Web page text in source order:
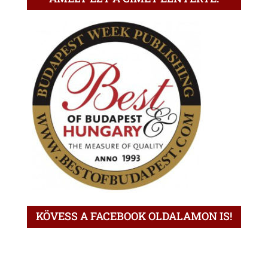
KÖVESS A FACEBOOK OLDALAMON IS!